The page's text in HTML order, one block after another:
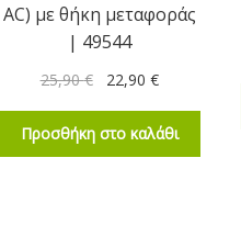
AC) με θήκη μεταφοράς
| 49544
25,90€ 22,90€
Προσθήκη στο καλάθι